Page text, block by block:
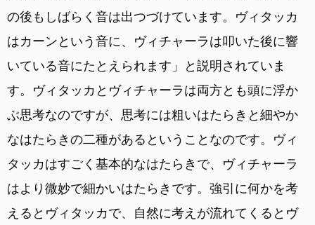
の後もしばらく音は出つづけています。ヴィタッカ
はカーンという音に、ヴィチャーラは叩いた後に響
いている音にたとえられます」と説明されていま
す。ヴィタッカとヴィチャーラは両方とも頭に浮か
ぶ思考なのですが、思考には粗いはたらきと細やか
なはたらきの二種があるということなのです。ヴィ
タッカはすごく基本的なはたらきで、ヴィチャーラ
はより微妙で細かいはたらきです。強引に何かを考
えるとヴィタッカで、自然に考えが流れてくるとヴ